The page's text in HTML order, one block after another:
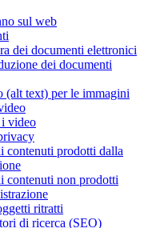
sul web
dei documenti elettronici
dei documenti
(alt text) per le immagini
video
contenuti prodotti dalla
contenuti non prodotti
ritratti
di ricerca (SEO)